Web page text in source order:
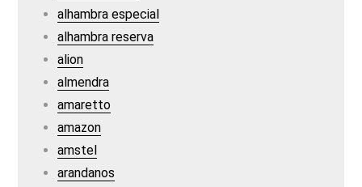
alhambra especial
alhambra reserva
alion
almendra
amaretto
amazon
amstel
arandanos